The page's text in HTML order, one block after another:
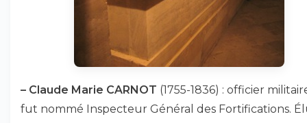
– Claude Marie CARNOT (1755-1836) : officier
fut nommé Inspecteur Général des Fortifications.